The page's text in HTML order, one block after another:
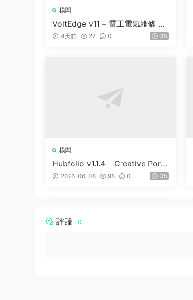
模闆
VoltEdge v11 – 電工電氣維修 W
ordPress 主題
4天前 27 0 35
模闆
Hubfolio v1.1.4 – Creative Portf
olio & Digital Agency WordPre
2026-06-08 98 0 35
評論 0